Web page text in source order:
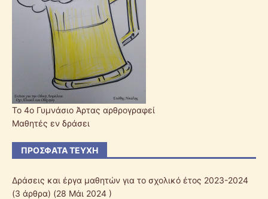
Το 4ο Γυμνάσιο Άρτας αρθρογραφεί
Μαθητές εν δράσει
ΠΡΌΣΦΑΤΑ ΤΕΎΧΗ
Δράσεις και έργα μαθητών για το σχολικό έτος 2023-2024
(3 άρθρα) (28 Μάι 2024 )